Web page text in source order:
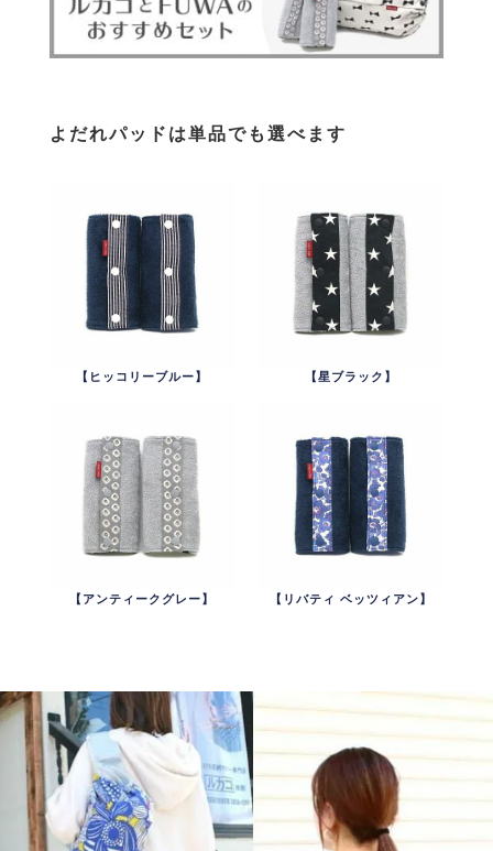
よだれパッドは単品でも選べます
【ヒッコリーブルー】 【星ブラック】
【アンティークグレー】 【リバティ ベッツィアン】